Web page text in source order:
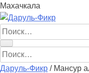
Махачкала
Найти:
Найти:
Даруль-Фикр / Мансур